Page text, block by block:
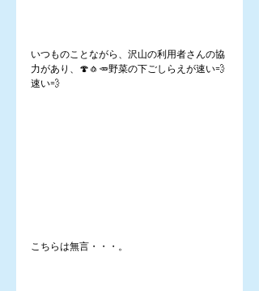
いつものことながら、沢山の利用者さんの協
力があり、🍄🧄🥕野菜の下ごしらえが速い💨
速い💨
こちらは無言・・・。